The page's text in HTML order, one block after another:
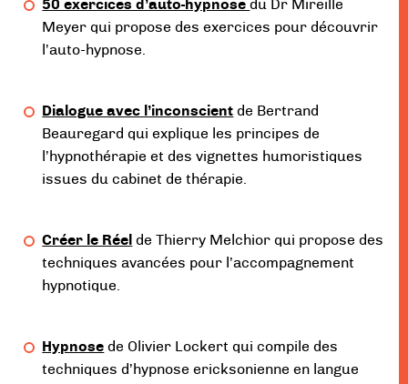
50 exercices d’auto-hypnosedu Dr Mireille
Meyer qui propose des exercices pour découvrir
l’auto-hypnose.
Dialogue avec l’inconscient de Bertrand
Beauregard qui explique les principes de
l’hypnothérapie et des vignettes humoristiques
issues du cabinet de thérapie.
Créer le Réel de Thierry Melchior qui propose des
techniques avancées pour l’accompagnement
hypnotique.
Hypnose de Olivier Lockert qui compile des
techniques d’hypnose ericksonienne en langue